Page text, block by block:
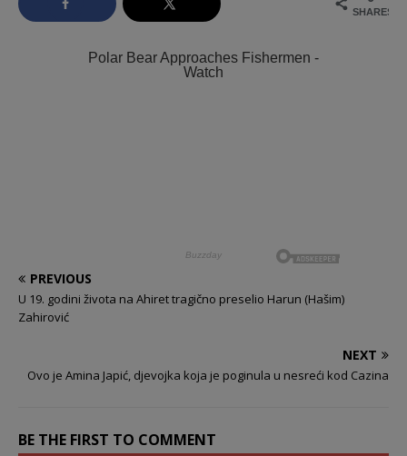
SHARES
PREVIOUS
U 19. godini života na Ahiret tragično preselio Harun (Hašim)
Zahirović
NEXT
Ovo je Amina Japić, djevojka koja je poginula u nesreći kod Cazina
BE THE FIRST TO COMMENT